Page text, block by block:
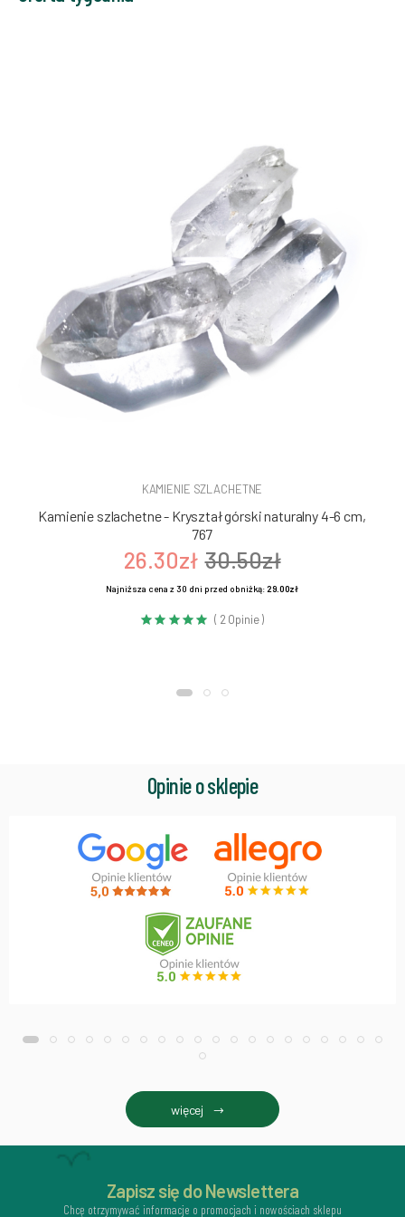
KAMIENIE SZLACHETNE
Kamienie szlachetne - Kryształ górski naturalny 4-6 cm,
767
26.30zł 30.50zł
Najniższa cena z 30 dni przed obniżką:29.00zł
( 2 Opinie )
Opinie o sklepie
więcej
Zapisz się do Newslettera
Chcę otrzymywać informacje o promocjach i nowościach sklepu